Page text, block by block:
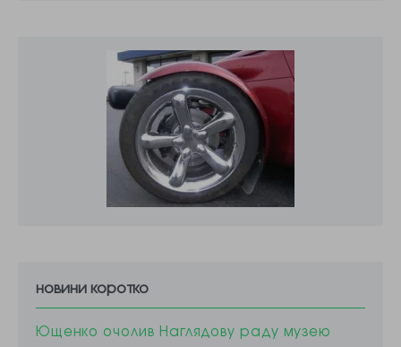
новини коротко
Ющенко очолив Наглядову раду музею